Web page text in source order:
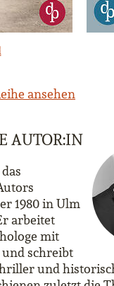
ansehen
AUTOR:IN
1980 in Ulm
arbeitet
mit
schreibt
und